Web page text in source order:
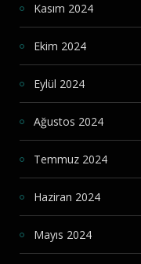
Kasım 2024
Ekim 2024
Eylül 2024
Ağustos 2024
Temmuz 2024
Haziran 2024
Mayıs 2024